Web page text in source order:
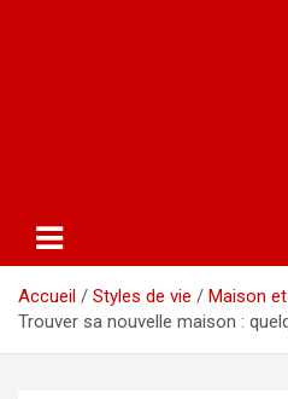
Accueil Styles de vie
Maison
Trouver sa nouvelle maison :